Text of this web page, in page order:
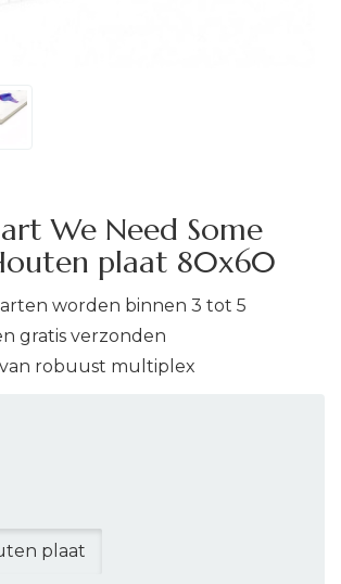
We Need Some
plaat 80x60
worden binnen 3 tot 5
gratis verzonden
robuust multiplex
plaat